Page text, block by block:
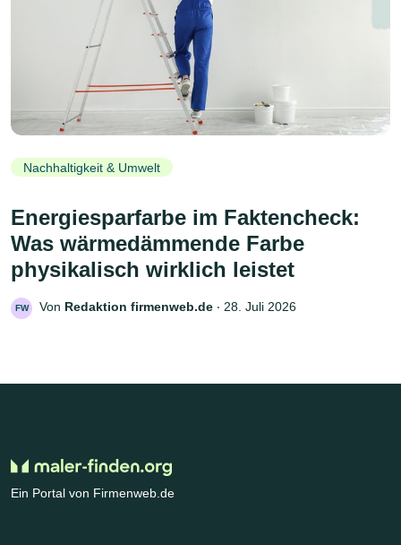
Nachhaltigkeit & Umwelt
Energiesparfarbe im Faktencheck:
Was wärmedämmende Farbe
physikalisch wirklich leistet
FW Von Redaktion firmenweb.de ‧ 28. Juli 2026
Ein Portal von Firmenweb.de